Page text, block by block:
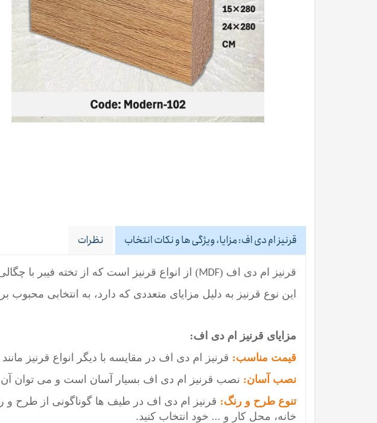
قرنیز ام دی اف: مزایا، ویژگی ها و نکات انتخاب نظرات
قرنیز ام دی اف (MDF) از انواع قرنیز است که از تخته فیبر با
این نوع قرنیز به دلیل مزایای متعددی که دارد، به انتخابی
مزایای قرنیز ام دی اف:
قیمت مناسب: قرنیز ام دی اف در مقایسه با دیگر انواع قرنیز
نصب آسان: نصب قرنیز ام دی اف بسیار آسان است و می توان آن
تنوع طرح و رنگ: قرنیز ام دی اف در طیف ها گوناگونی از طرح و
خانه، محل کار و ... خود انتخاب کنید.